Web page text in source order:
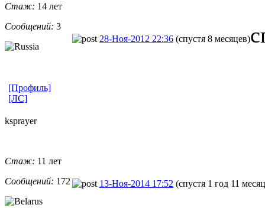
Стаж: 14 лет
Сообщений: 3
28-Ноя-2012 22:36 (спустя 8 месяцев)
[Профиль]
[ЛС]
ksprayer
Стаж: 11 лет
Сообщений: 172 13-Ноя-2014 17:52 (спустя 1 год 11